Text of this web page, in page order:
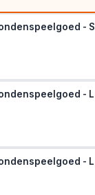
- S
- L
- L